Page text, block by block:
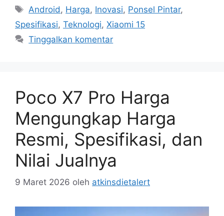
Tag
Android , Harga, Inovasi, Ponsel Pintar,
Spesifikasi, Teknologi, Xiaomi 15
Tinggalkan komentar
Poco X7 Pro Harga
Mengungkap Harga
Resmi, Spesifikasi, dan
Nilai Jualnya
9 Maret 2026 oleh atkinsdietalert